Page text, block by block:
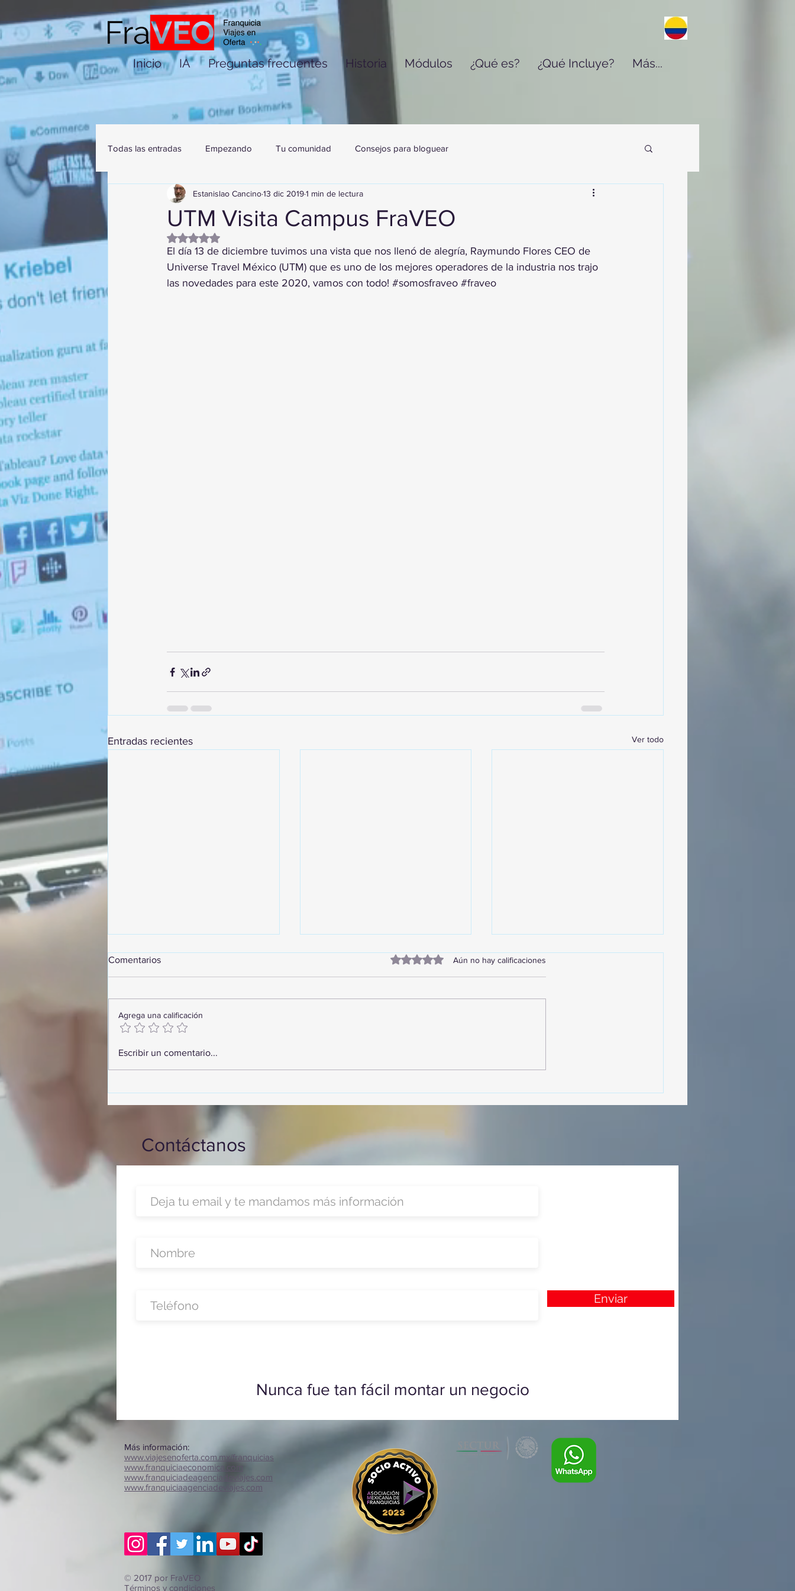
Inicio IA Preguntas frecuentes Historia Módulos ¿Qué es? ¿Qué Incluye? Más...
Todas las entradas Empezando Tu comunidad Consejos para bloguear
UTM Visita Campus FraVEO
Estanislao Cancino13 dic 20191 min de lectura
Obtuvo NaN de 5 estrellas.
El día 13 de diciembre tuvimos una vista que nos llenó de alegría, Raymundo Flores CEO de
Universe Travel México (UTM) que es uno de los mejores operadores de la industria nos trajo
las novedades para este 2020, vamos con todo! #somosfraveo #fraveo
Entradas recientes Ver todo
GoMapTravelByFraveo
capacitación realizado en el
Zoom
organizada por Nefertari
Comentarios Obtuvo 0 de 5 estrellas.
Aún no hay calificaciones
Agrega una calificación
Escribir un comentario...
Contáctanos
Enviar
Nunca fue tan fácil montar un negocio
Más información:
www.viajesenoferta.com.mx/franquicias
www.franquiciaeconomica.com
www.franquiciadeagenciadeviajes.com
www.franquiciaagenciadeviajes.com
© 2017 por FraVEO
Términos y condiciones